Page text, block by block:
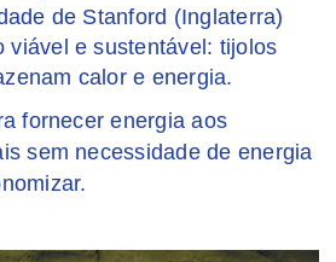
de Stanford (Inglaterra)
viável e sustentável: tijolos
calor e energia.
fornecer energia aos
sem necessidade de energia